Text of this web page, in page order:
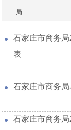
局
石家庄市商务
表
石家庄市商务
石家庄市商务